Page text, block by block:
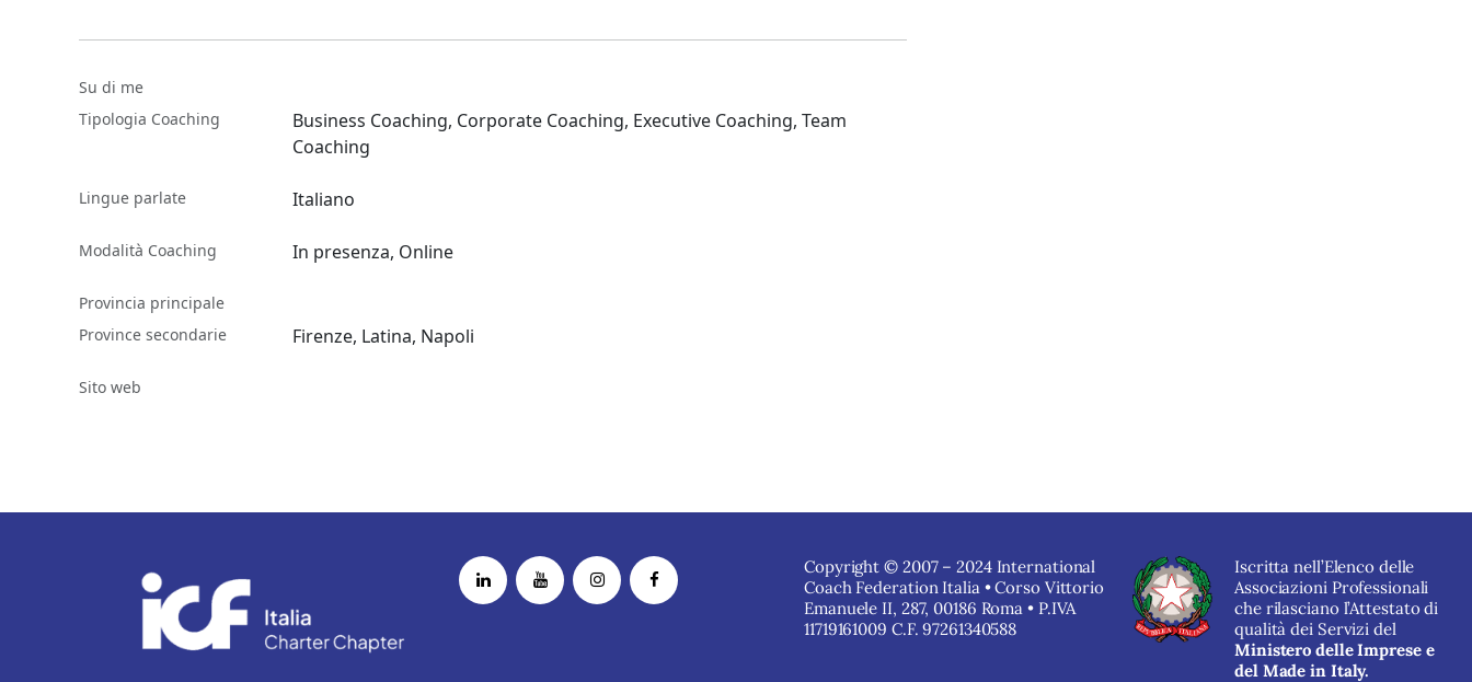
Su di me
Tipologia Coaching
Business Coaching, Corporate Coaching, Executive Coaching, Team
Coaching
Lingue parlate Italiano
Modalità Coaching In presenza, Online
Provincia principale
Province secondarie
Firenze, Latina, Napoli
Sito web
Copyright © 2007 – 2024 International
Coach Federation Italia • Corso Vittorio
Emanuele II, 287, 00186 Roma • P.IVA
11719161009 C.F. 97261340588
Iscritta nell’Elenco delle
Associazioni Professionali
che rilasciano l’Attestato di
qualità dei Servizi del
Ministero delle Imprese e
del Made in Italy.